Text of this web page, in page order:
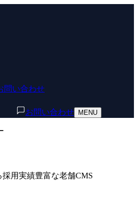
問い合わせ
お問い合わせ MENU
用実績豊富な老舗CMS